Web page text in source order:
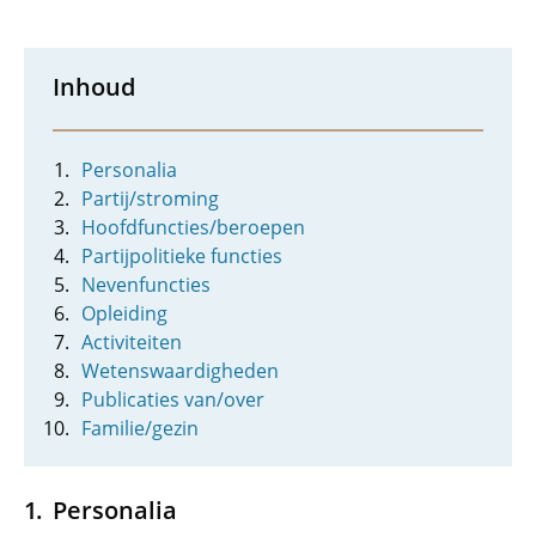
Inhoud
Personalia
Partij/stroming
Hoofdfuncties/beroepen
Partijpolitieke functies
Nevenfuncties
Opleiding
Activiteiten
Wetenswaardigheden
Publicaties van/over
Familie/gezin
Personalia